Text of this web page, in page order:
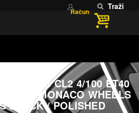
Račun
Traži
WHEELS CL2 4/100 ET40
4X100 MONACO WHEELS
BLACK / POLISHED